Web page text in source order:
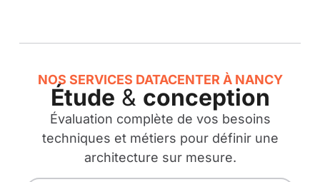
NOS SERVICES DATACENTER À NANCY
Étude & conception
Évaluation complète de vos besoins
techniques et métiers pour définir une
architecture sur mesure.